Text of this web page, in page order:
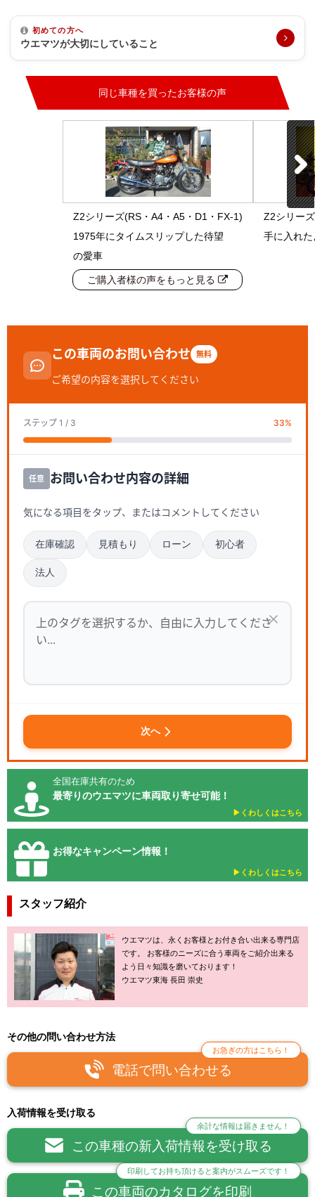
初めての方へ
ウエマツが大切にしていること
同じ車種を買ったお客様の声
Z2シリーズ(RS・A4・A5・D1・FX-1)
1975年にタイムスリップした待望
の愛車
Z2シリー
手に入れ
ご購入者様の声をもっと見る
この車両のお問い合わせ 無料
ご希望の内容を選択してください
ステップ 1 / 3 33%
任意 お問い合わせ内容の詳細
気になる項目をタップ、またはコメントしてください
在庫確認 見積もり ローン 初心者
法人
次へ
全国在庫共有のため
最寄りのウエマツに車両取り寄せ可能！
▶︎くわしくはこちら
お得なキャンペーン情報！
▶︎くわしくはこちら
スタッフ紹介
ウエマツは、永くお客様とお付き合い出来る専門店
です。 お客様のニーズに合う車両をご紹介出来る
よう日々知識を磨いております！
ウエマツ東海 長田 崇史
その他の問い合わせ方法
電話で問い合わせる
お急ぎの方はこちら！
入荷情報を受け取る
この車種の新入荷情報を受け取る
余計な情報は届きません！
この車両のカタログを印刷
印刷してお持ち頂けると案内がスムーズです！